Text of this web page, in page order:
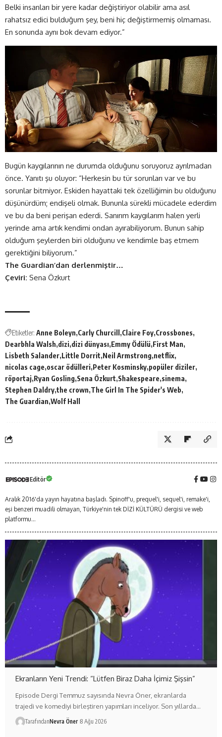
Belki insanları bir yere kadar değiştiriyor olabilir ama asıl
rahatsız edici bulduğum şey, beni hiç değiştirmemiş olmaması.
En sonunda aynı bok devam ediyor.”
Bugün kaygılarının ne durumda olduğunu soruyoruz ayrılmadan
önce. Yanıtı şu oluyor: “Herkesin bu tür sorunları var ve bu
sorunlar bitmiyor. Eskiden hayattaki tek özelliğimin bu olduğunu
düşünürdüm; endişeli olmak. Bununla sürekli mücadele ederdim
ve bu da beni perişan ederdi. Sanırım kaygılarım halen yerli
yerinde ama artık kendimi ondan ayırabiliyorum. Bunun sahip
olduğum şeylerden biri olduğunu ve kendimle baş etmem
gerektiğini biliyorum.”
The Guardian’dan derlenmiştir…
Çeviri: Sena Özkurt
Etiketler: Anne Boleyn Carly Churcill Claire Foy Crossbones
Dearbhla Walsh dizi dizi dünyası Emmy Ödülü First Man
Lisbeth Salander Little Dorrit Neil Armstrong netflix
nicolas cage oscar ödülleri Peter Kosminsky popüler diziler
röportaj Ryan Gosling Sena Özkurt Shakespeare sinema
Stephen Daldry the crown The Girl In The Spider's Web
The Guardian Wolf Hall
Editör
Aralık 2016'da yayın hayatına başladı. Spinoff'u, prequel'i, sequel'i, remake'i,
eşi benzeri muadili olmayan, Türkiye'nin tek DİZİ KÜLTÜRÜ dergisi ve web
platformu...
Ekranların Yeni Trendi: “Lütfen Biraz Daha İçimiz Şişsin”
Episode Dergi Temmuz sayısında Nevra Öner, ekranlarda
trajedi ve komediyi birleştiren yapımları inceliyor. Son yıllarda…
TarafındanNevra Öner 8 Ağu 2026